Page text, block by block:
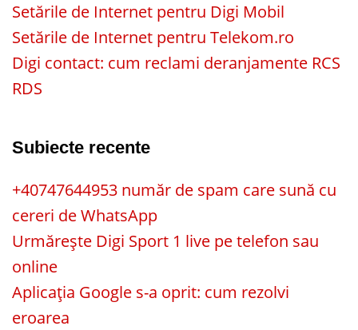
Setările de Internet pentru Digi Mobil
Setările de Internet pentru Telekom.ro
Digi contact: cum reclami deranjamente RCS
RDS
Subiecte recente
+40747644953 număr de spam care sună cu
cereri de WhatsApp
Urmărește Digi Sport 1 live pe telefon sau
online
Aplicația Google s-a oprit: cum rezolvi
eroarea